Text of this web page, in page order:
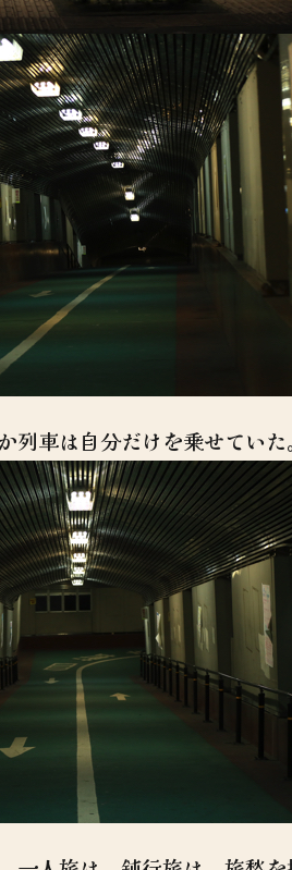
列車は自分だけを乗せていた。